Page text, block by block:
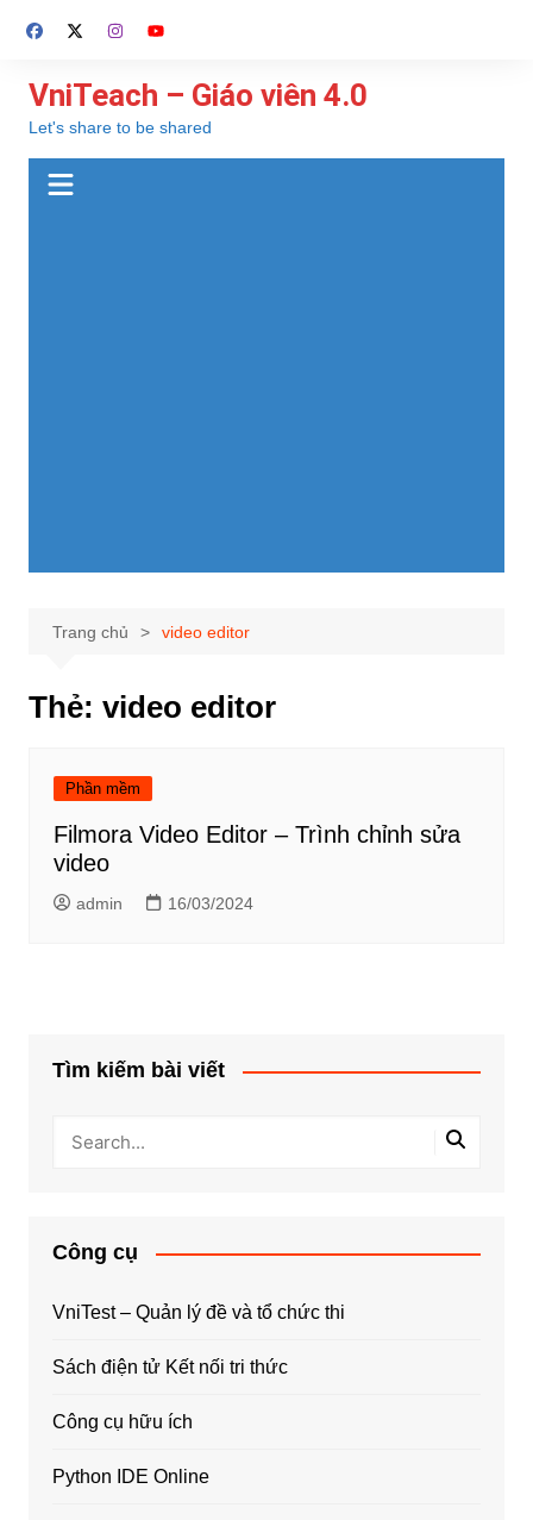
đến
dung
VniTeach – Giáo viên 4.0
Let's share to be shared
Trang chủ video editor
Thẻ: video editor
Phần mềm
Filmora Video Editor – Trình chỉnh sửa
video
admin 16/03/2024
Tìm kiếm bài viết
Công cụ
VniTest – Quản lý đề và tổ chức thi
Sách điện tử Kết nối tri thức
Công cụ hữu ích
Python IDE Online